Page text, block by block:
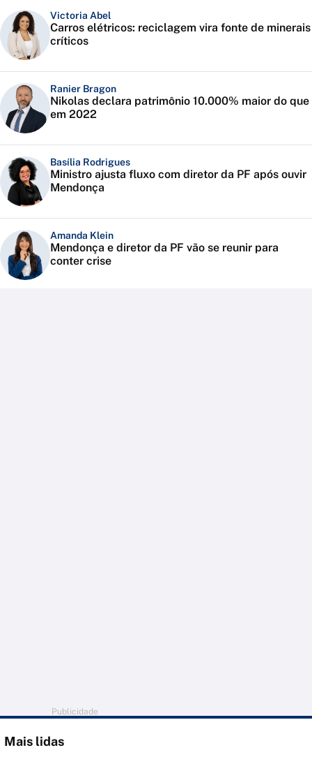
Victoria Abel
Carros elétricos: reciclagem vira fonte de minerais
críticos
Ranier Bragon
Nikolas declara patrimônio 10.000% maior do que
em 2022
Basília Rodrigues
Ministro ajusta fluxo com diretor da PF após ouvir
Mendonça
Amanda Klein
Mendonça e diretor da PF vão se reunir para
conter crise
Publicidade
Mais lidas